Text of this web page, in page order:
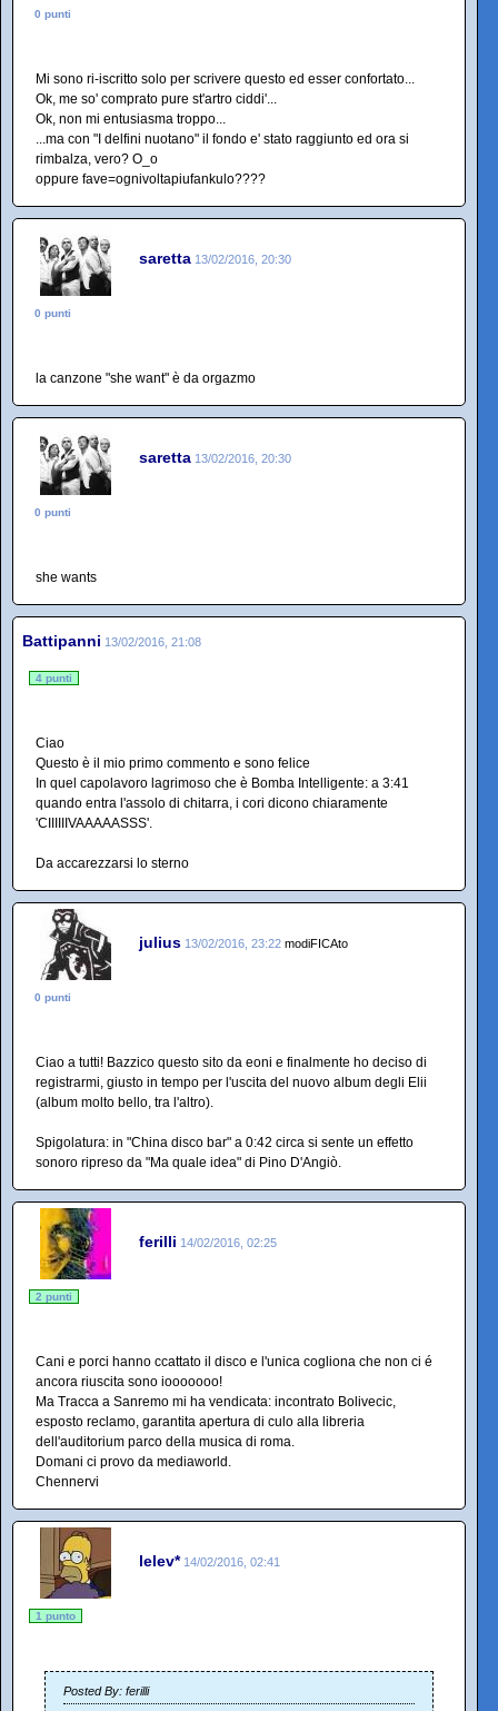
0 punti
Mi sono ri-iscritto solo per scrivere questo ed esser confortato...
Ok, me so' comprato pure st'artro ciddi'...
Ok, non mi entusiasma troppo...
...ma con "I delfini nuotano" il fondo e' stato raggiunto ed ora si
rimbalza, vero? O_o
oppure fave=ognivoltapiufankulo????
saretta 13/02/2016, 20:30
0 punti
la canzone "she want" è da orgazmo
saretta 13/02/2016, 20:30
0 punti
she wants
Battipanni 13/02/2016, 21:08
4 punti
Ciao
Questo è il mio primo commento e sono felice
In quel capolavoro lagrimoso che è Bomba Intelligente: a 3:41
quando entra l'assolo di chitarra, i cori dicono chiaramente
'CIIIIIIVAAAAASSS'.
Da accarezzarsi lo sterno
julius 13/02/2016, 23:22 modiFICAto
0 punti
Ciao a tutti! Bazzico questo sito da eoni e finalmente ho deciso di
registrarmi, giusto in tempo per l'uscita del nuovo album degli Elii
(album molto bello, tra l'altro).
Spigolatura: in "China disco bar" a 0:42 circa si sente un effetto
sonoro ripreso da "Ma quale idea" di Pino D'Angiò.
ferilli 14/02/2016, 02:25
2 punti
Cani e porci hanno ccattato il disco e l'unica cogliona che non ci é
ancora riuscita sono iooooooo!
Ma Tracca a Sanremo mi ha vendicata: incontrato Bolivecic,
esposto reclamo, garantita apertura di culo alla libreria
dell'auditorium parco della musica di roma.
Domani ci provo da mediaworld.
Chennervi
lelev* 14/02/2016, 02:41
1 punto
Posted By: ferilli